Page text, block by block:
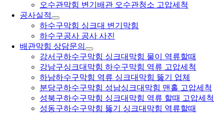
오수관막힘 변기배관 오수관청소 고압세척
공사실적
하수구막힘 싱크대 변기막힘
하수구공사 공사 사진
배관막힘 상담문의
강서구하수구막힘 싱크대막힘 물이 역류할때
강남구싱크대막힘 하수구막힘 역류 고압세척
하남하수구막힘 역류 싱크대막힘 뚫기 업체
분당구하수구막힘 성남싱크대막힘 맨홀 고압세척
성북구하수구막힘 싱크대막힘 역류 할때 고압세척
성동구하수구막힘 뚫기 싱크대막힘 역류할때